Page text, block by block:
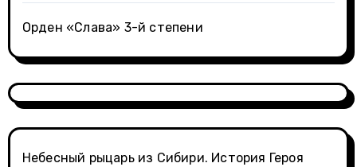
Орден «Слава» 3-й степени
Небесный рыцарь из Сибири. История Героя